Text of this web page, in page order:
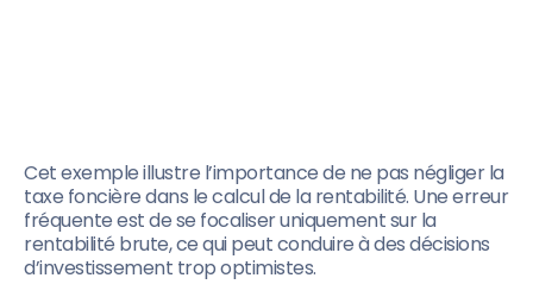
Cet exemple illustre l’importance de ne pas négliger la
taxe foncière dans le calcul de la rentabilité. Une erreur
fréquente est de se focaliser uniquement sur la
rentabilité brute, ce qui peut conduire à des décisions
d’investissement trop optimistes.